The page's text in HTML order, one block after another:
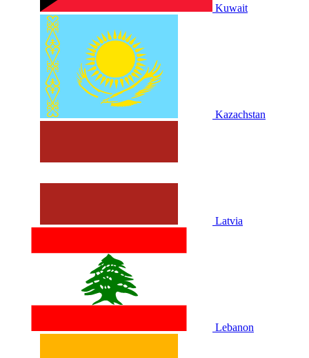
Kuwait
Kazachstan
Latvia
Lebanon